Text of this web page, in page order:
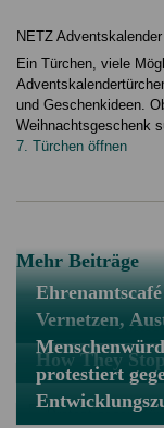
NETZ
Ein Türchen, viele
und Geschenkideen.
Weihnachtsgeschenk
7. Türchen öffnen
Mehr Beiträge
Vernetzen,
How They
protestiert